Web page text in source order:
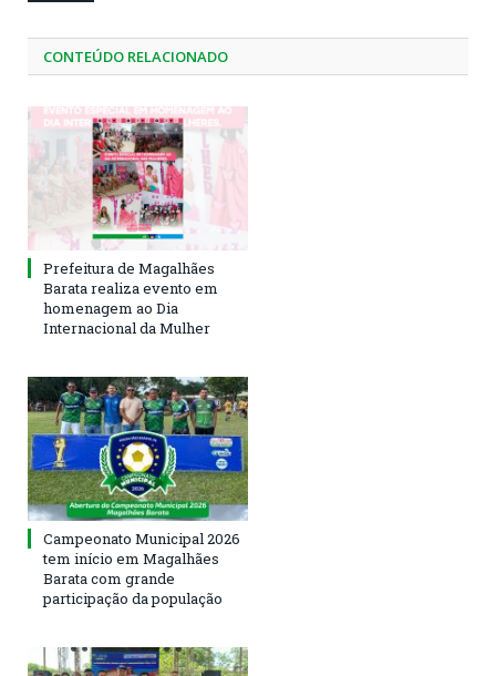
CONTEÚDO RELACIONADO
Prefeitura de Magalhães
Barata realiza evento em
homenagem ao Dia
Internacional da Mulher
Campeonato Municipal 2026
tem início em Magalhães
Barata com grande
participação da população